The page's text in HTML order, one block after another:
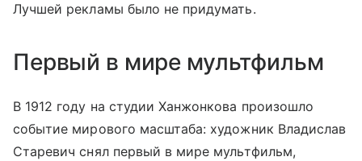
Лучшей рекламы было не придумать.
Первый в мире мультфильм
В 1912 году на студии Ханжонкова произошло
событие мирового масштаба: художник Владислав
Старевич снял первый в мире мультфильм,